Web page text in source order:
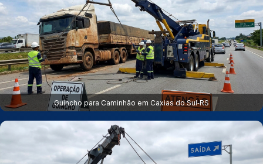
Guincho para Caminhão em Caxias do Sul‑RS